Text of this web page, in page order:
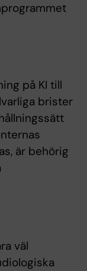
på KI till
brister
är behörig
väl